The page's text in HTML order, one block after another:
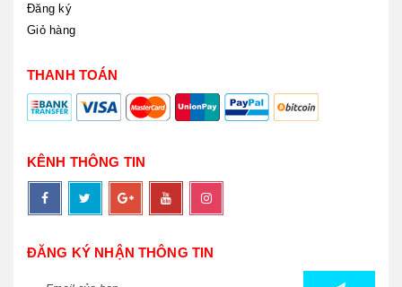
Đăng ký
Giỏ hàng
THANH TOÁN
KÊNH THÔNG TIN
ĐĂNG KÝ NHẬN THÔNG TIN